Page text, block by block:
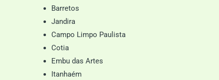
Barretos
Jandira
Campo Limpo Paulista
Cotia
Embu das Artes
Itanhaém